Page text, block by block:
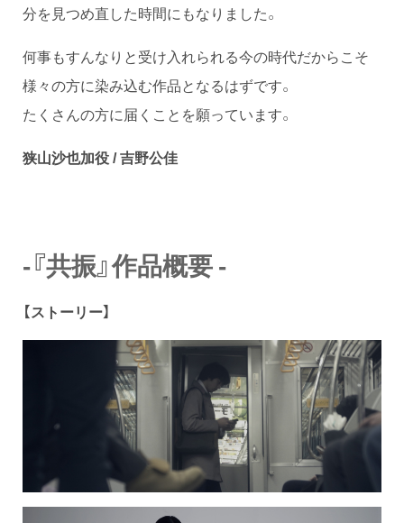
分を見つめ直した時間にもなりました。
何事もすんなりと受け入れられる今の時代だからこそ
様々の方に染み込む作品となるはずです。
たくさんの方に届くことを願っています。
狭山沙也加役 /吉野公佳
-『共振』作品概要 -
【ストーリー】